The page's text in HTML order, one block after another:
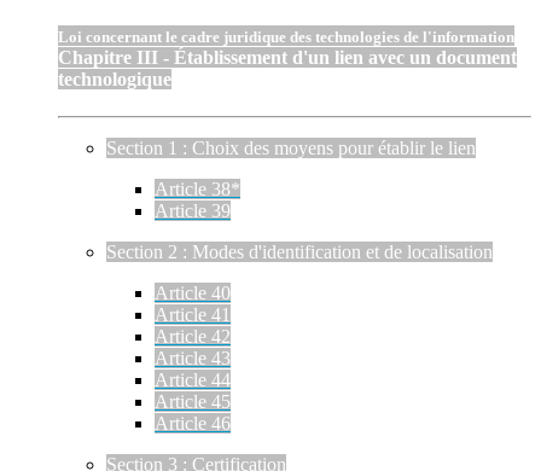
Loi concernant le cadre juridique des technologies de l'information
Chapitre III - Établissement d'un lien avec un document
technologique
Section 1 : Choix des moyens pour établir le lien
Article 38*
Article 39
Section 2 : Modes d'identification et de localisation
Article 40
Article 41
Article 42
Article 43
Article 44
Article 45
Article 46
Section 3 : Certification